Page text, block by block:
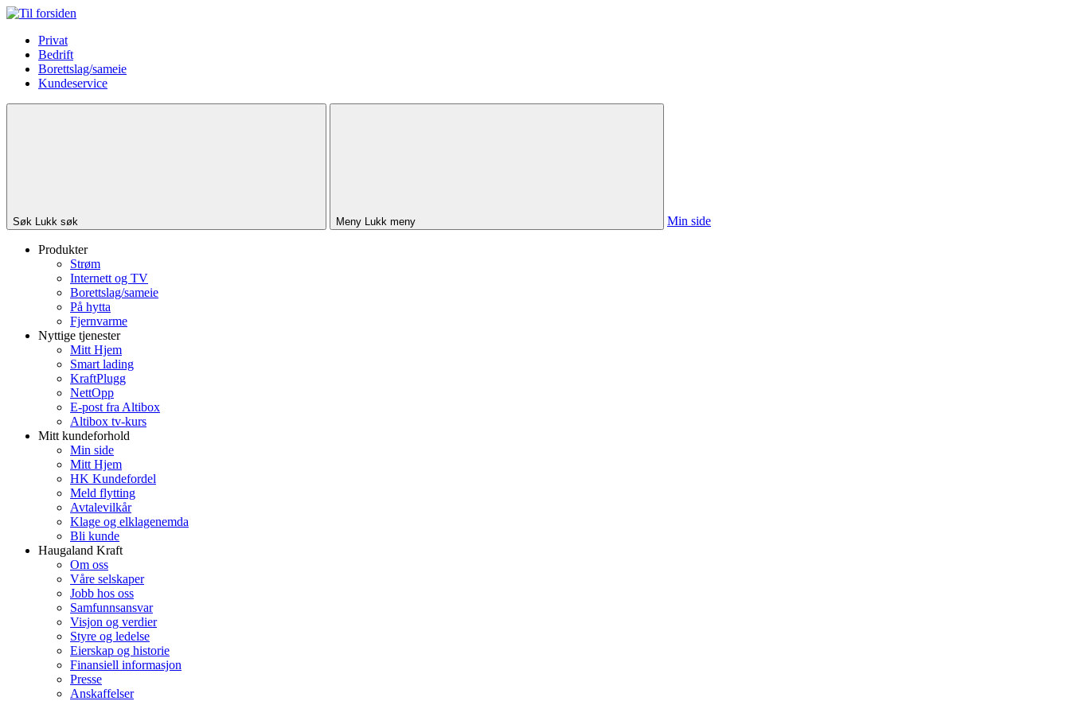
Privat
Bedrift
Borettslag/sameie
Kundeservice
Søk Lukk søk Meny Lukk meny Min side
Produkter
Strøm
Internett og TV
Borettslag/sameie
På hytta
Fjernvarme
Nyttige tjenester
Mitt Hjem
Smart lading
KraftPlugg
NettOpp
E-post fra Altibox
Altibox tv-kurs
Mitt kundeforhold
Min side
Mitt Hjem
HK Kundefordel
Meld flytting
Avtalevilkår
Klage og elklagenemda
Bli kunde
Haugaland Kraft
Om oss
Våre selskaper
Jobb hos oss
Samfunnsansvar
Visjon og verdier
Styre og ledelse
Eierskap og historie
Finansiell informasjon
Presse
Anskaffelser